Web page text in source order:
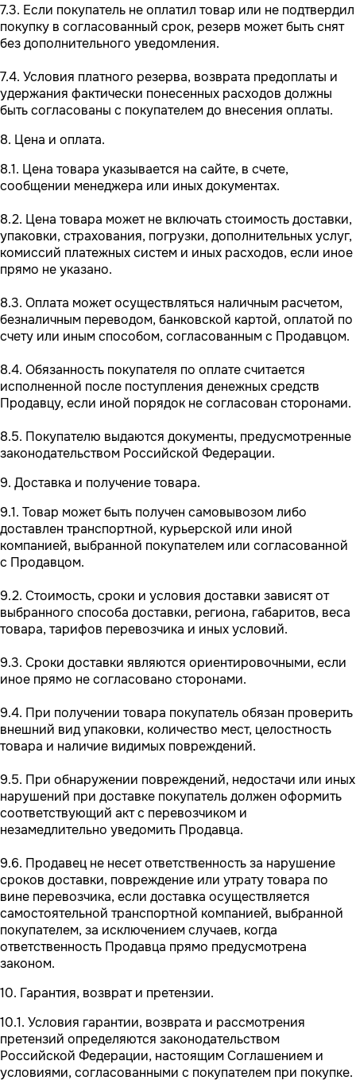
7.3. Если покупатель не оплатил товар или не подтвердил
покупку в согласованный срок, резерв может быть снят
без дополнительного уведомления.
7.4. Условия платного резерва, возврата предоплаты и
удержания фактически понесенных расходов должны
быть согласованы с покупателем до внесения оплаты.
8. Цена и оплата.
8.1. Цена товара указывается на сайте, в счете,
сообщении менеджера или иных документах.
8.2. Цена товара может не включать стоимость доставки,
упаковки, страхования, погрузки, дополнительных услуг,
комиссий платежных систем и иных расходов, если иное
прямо не указано.
8.3. Оплата может осуществляться наличным расчетом,
безналичным переводом, банковской картой, оплатой по
счету или иным способом, согласованным с Продавцом.
8.4. Обязанность покупателя по оплате считается
исполненной после поступления денежных средств
Продавцу, если иной порядок не согласован сторонами.
8.5. Покупателю выдаются документы, предусмотренные
законодательством Российской Федерации.
9. Доставка и получение товара.
9.1. Товар может быть получен самовывозом либо
доставлен транспортной, курьерской или иной
компанией, выбранной покупателем или согласованной
с Продавцом.
9.2. Стоимость, сроки и условия доставки зависят от
выбранного способа доставки, региона, габаритов, веса
товара, тарифов перевозчика и иных условий.
9.3. Сроки доставки являются ориентировочными, если
иное прямо не согласовано сторонами.
9.4. При получении товара покупатель обязан проверить
внешний вид упаковки, количество мест, целостность
товара и наличие видимых повреждений.
9.5. При обнаружении повреждений, недостачи или иных
нарушений при доставке покупатель должен оформить
соответствующий акт с перевозчиком и
незамедлительно уведомить Продавца.
9.6. Продавец не несет ответственность за нарушение
сроков доставки, повреждение или утрату товара по
вине перевозчика, если доставка осуществляется
самостоятельной транспортной компанией, выбранной
покупателем, за исключением случаев, когда
ответственность Продавца прямо предусмотрена
законом.
10. Гарантия, возврат и претензии.
10.1. Условия гарантии, возврата и рассмотрения
претензий определяются законодательством
Российской Федерации, настоящим Соглашением и
условиями, согласованными с покупателем при покупке.